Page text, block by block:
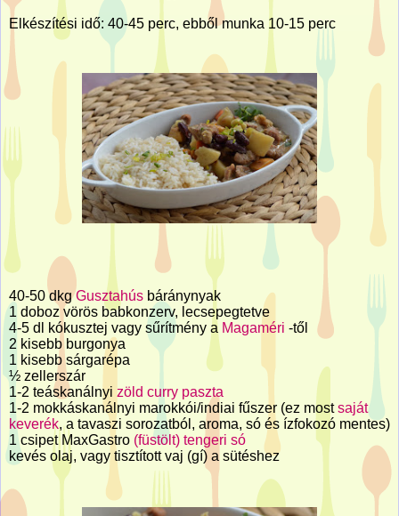
Elkészítési idő: 40-45 perc, ebből munka 10-15 perc
40-50 dkgGusztahús báránynyak
1 doboz vörös babkonzerv, lecsepegtetve
4-5 dl kókusztej vagy sűrítmény a Magaméri -től
2 kisebb burgonya
1 kisebb sárgarépa
½ zellerszár
1-2 teáskanálnyi zöld curry paszta
1-2 mokkáskanálnyi marokkói/indiai fűszer (ez mostsaját
keverék, a tavaszi sorozatból, aroma, só és ízfokozó mentes)
1 csipet MaxGastro (füstölt) tengeri só
kevés olaj, vagy tisztított vaj (gí) a sütéshez